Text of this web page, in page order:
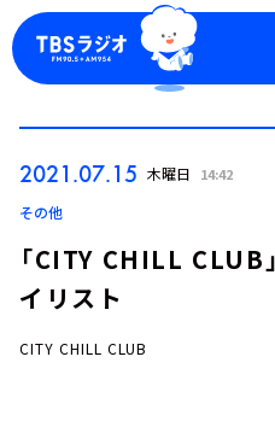
2021.07.15 木曜日 14:42
その他
「CITY CHILL CLUB
イリスト
CITY CHILL CLUB